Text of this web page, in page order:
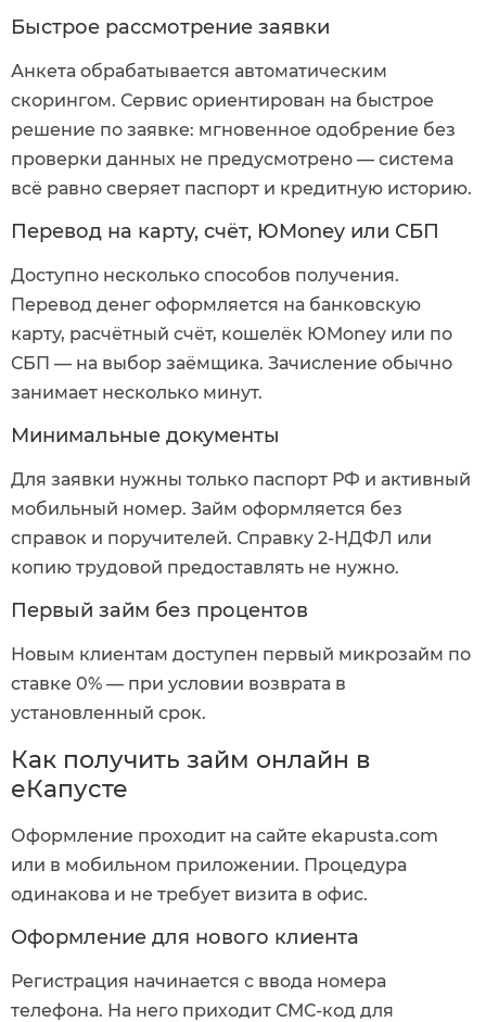
Быстрое рассмотрение заявки
Анкета обрабатывается автоматическим
скорингом. Сервис ориентирован на быстрое
решение по заявке: мгновенное одобрение без
проверки данных не предусмотрено — система
всё равно сверяет паспорт и кредитную историю.
Перевод на карту, счёт, ЮMoney или СБП
Доступно несколько способов получения.
Перевод денег оформляется на банковскую
карту, расчётный счёт, кошелёк ЮMoney или по
СБП — на выбор заёмщика. Зачисление обычно
занимает несколько минут.
Минимальные документы
Для заявки нужны только паспорт РФ и активный
мобильный номер. Займ оформляется без
справок и поручителей. Справку 2-НДФЛ или
копию трудовой предоставлять не нужно.
Первый займ без процентов
Новым клиентам доступен первый микрозайм по
ставке 0% — при условии возврата в
установленный срок.
Как получить займ онлайн в
еКапусте
Оформление проходит на сайте ekapusta.com
или в мобильном приложении. Процедура
одинакова и не требует визита в офис.
Оформление для нового клиента
Регистрация начинается с ввода номера
телефона. На него приходит СМС-код для